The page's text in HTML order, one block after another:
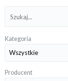
Kategoria
Producent
Kategorie